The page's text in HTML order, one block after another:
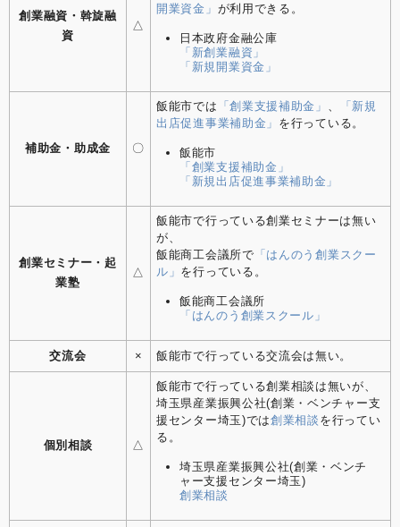
創業融資・斡旋融
資
△
開業資金」 が利用できる。
日本政府金融公庫
「新創業融資」
「新規開業資金」
補助金・助成金 〇
飯能市では 「創業支援補助金」
「新規
出店促進事業補助金」 を行っている。
飯能市
「創業支援補助金」
「新規出店促進事業補助金」
創業セミナー・起
業塾
△
飯能市で行っている創業セミナーは無い
が、
飯能商工会議所で 「はんのう創業スクー
ル」 を行っている。
飯能商工会議所
「はんのう創業スクール」
交流会 × 飯能市で行っている交流会は無い。
個別相談 △
飯能市で行っている創業相談は無いが、
埼玉県産業振興公社(創業・ベンチャー支
援センター埼玉)では創業相談 を行ってい
る。
埼玉県産業振興公社(創業・ベンチ
ャー支援センター埼玉)
創業相談